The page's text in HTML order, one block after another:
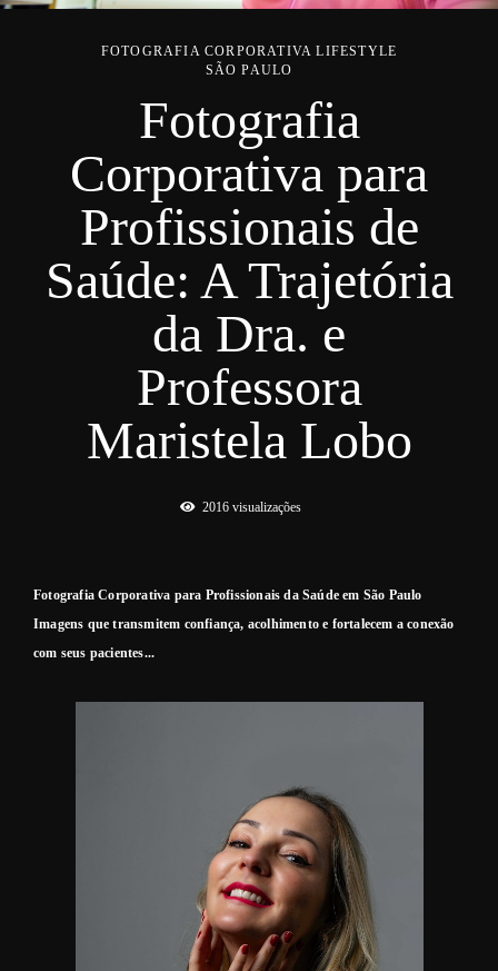
FOTOGRAFIA CORPORATIVA LIFESTYLE
SÃO PAULO
Fotografia
Corporativa para
Profissionais de
Saúde: A Trajetória
da Dra. e
Professora
Maristela Lobo
2016 visualizações
Fotografia Corporativa para Profissionais da Saúde em São Paulo
Imagens que transmitem confiança, acolhimento e fortalecem a conexão
com seus pacientes...